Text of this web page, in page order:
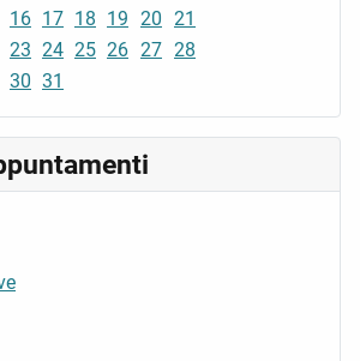
16 17 18 19 20 21
23 24 25 26 27 28
30 31